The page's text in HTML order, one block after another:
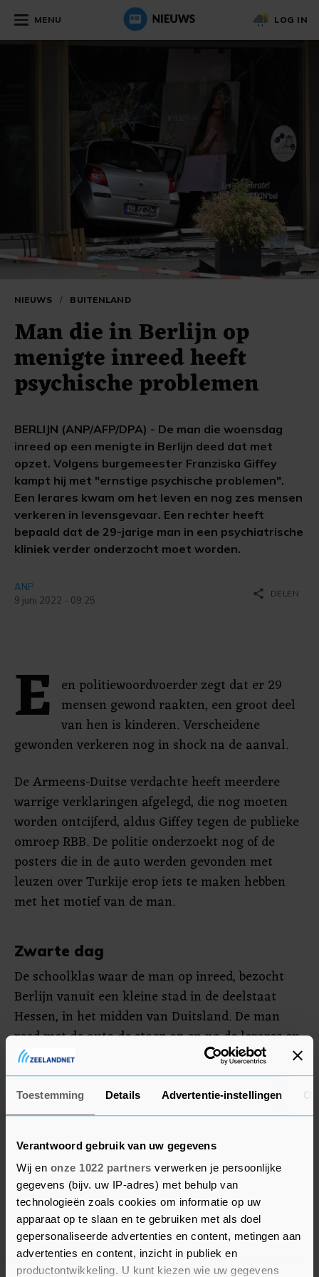
Toestemming Details Advertentie-instellingen
Verantwoord gebruik van uw gegevens
Wij en onze 1022 partners verwerken je persoonlijke
gegevens (bijv. uw IP-adres) met behulp van
technologieën zoals cookies om informatie op uw
apparaat op te slaan en te gebruiken met als doel
gepersonaliseerde advertenties en content, metingen aan
advertenties en content, inzicht in publiek en
productontwikkeling. U kunt kiezen wie uw gegevens
MENU LOG IN
NIEUWS / BUITENLAND
Man die in Berlijn op
menigte inreed heeft
psychische problemen
BERLIJN (ANP/AFP/DPA) - De man die woensdag
inreed op een menigte in Berlijn deed dat met
opzet. Volgens burgemeester Franziska Giffey
kampt hij met "ernstige psychische problemen".
Een lerares kwam om het leven en nog zes mensen
verkeren in levensgevaar. Een rechter heeft
bepaald dat de 29-jarige man in een psychiatrische
kliniek verder onderzocht moet worden.
ANP
9 juni 2022 - 09:25
share DELEN
E en politiewoordvoerder zegt dat er 29
mensen gewond raakten, een groot deel
van hen is kinderen. Verscheidene
gewonden verkeren nog in shock na de aanval.
De Armeens-Duitse verdachte heeft meerdere
warrige verklaringen afgelegd, die nog moeten
worden ontcijferd, aldus Giffey tegen de publieke
omroep RBB. De politie onderzoekt nog of de
posters die in de auto werden gevonden met
leuzen over Turkije erop iets te maken hebben
met het motief van de man.
Zwarte dag
De schoolklas waar de man op inreed, bezocht
Berlijn vanuit een kleine stad in de deelstaat
Hessen, in het midden van Duitsland. De man
reed met de auto de stoep op en na de lerares en
leerlingen te hebben geraakt, ging hij de weg
weer op, waarna het voertuig op een gebouw
botste.
geschiedenis van Berlijn".